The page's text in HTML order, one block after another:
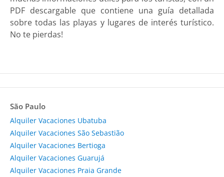
PDF descargable que contiene una guía detallada
sobre todas las playas y lugares de interés turístico.
No te pierdas!
São Paulo
Alquiler Vacaciones Ubatuba
Alquiler Vacaciones São Sebastião
Alquiler Vacaciones Bertioga
Alquiler Vacaciones Guarujá
Alquiler Vacaciones Praia Grande